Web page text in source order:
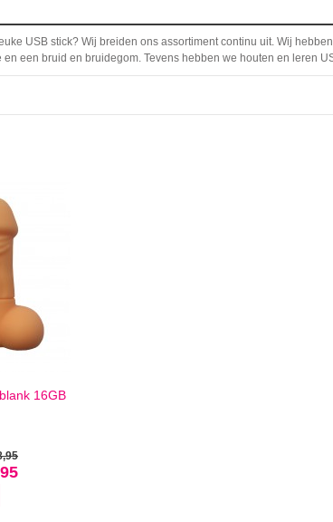
USB stick? Wij breiden ons assortiment continu uit. Wij
en een bruid en bruidegom. Tevens hebben we houten en leren
16GB